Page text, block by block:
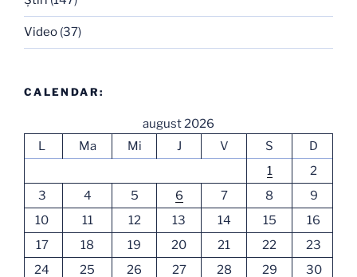
Video (37)
CALENDAR:
august 2026
L
Ma Mi J V S
D
1
2
3
4 5 6 7 8
9
10
11 12 13 14 15
16
17
18 19 20 21 22
23
24
25 26 27 28 29 30